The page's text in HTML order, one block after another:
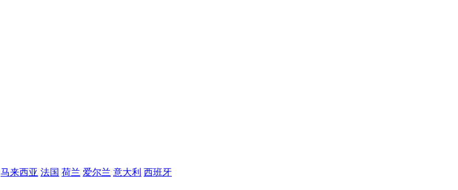
马来西亚 法国 荷兰 爱尔兰 意大利 西班牙